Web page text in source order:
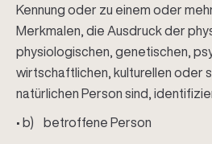
Kennung oder zu einem oder
Merkmalen, die Ausdruck der
physiologischen, genetischen,
wirtschaftlichen, kulturellen oder
natürlichen Person sind,
• b) betroffene Person